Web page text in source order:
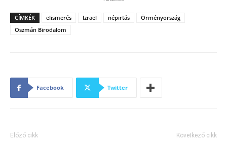
CÍMKÉK elismerés Izrael népirtás
Örményország
Oszmán Birodalom
Facebook Twitter
Előző cikk Következő cikk